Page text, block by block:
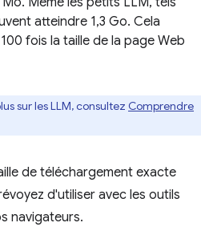
atteindre 1,3 Go. Cela
fois la taille de la page Web
sur les LLM, consultez Comprendre
de téléchargement exacte
d'utiliser avec les outils
navigateurs.